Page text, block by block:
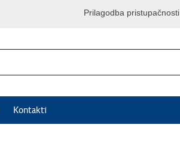
Prilagodba pristupačnosti
Kontakti